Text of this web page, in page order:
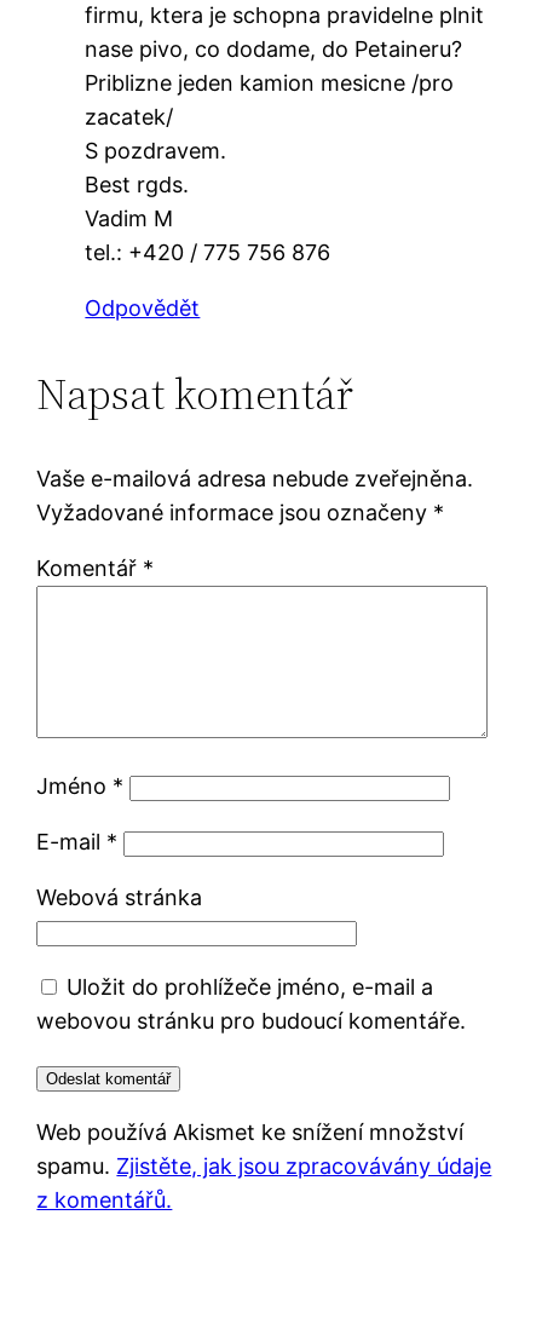
firmu, ktera je schopna pravidelne plnit
nase pivo, co dodame, do Petaineru?
Priblizne jeden kamion mesicne /pro
zacatek/
S pozdravem.
Best rgds.
Vadim M
tel.: +420 / 775 756 876
Odpovědět
Napsat komentář
Vaše e-mailová adresa nebude zveřejněna.
Vyžadované informace jsou označeny *
Komentář *
Jméno *
E-mail *
Webová stránka
Uložit do prohlížeče jméno, e-mail a
webovou stránku pro budoucí komentáře.
Web používá Akismet ke snížení množství
spamu. Zjistěte, jak jsou zpracovávány údaje
z komentářů.